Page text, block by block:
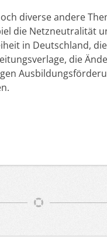
diverse andere
die Netzneutralität
in Deutschland,
die